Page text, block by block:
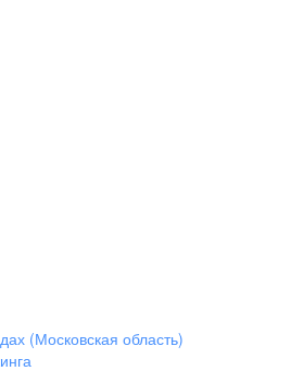
(Московская область)